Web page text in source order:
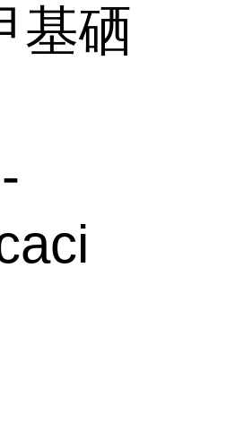
基硒